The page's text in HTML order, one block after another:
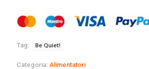
Tag: Be Quiet!
Categoria: Alimentatori